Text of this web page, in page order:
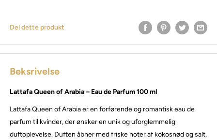
Del dette produkt
Beksrivelse
Lattafa Queen of Arabia – Eau de Parfum 100 ml
Lattafa Queen of Arabia er en forførende og romantisk eau de
parfum til kvinder, der ønsker en unik og uforglemmelig
duftoplevelse. Duften åbner med friske noter af kokosnød og salt,